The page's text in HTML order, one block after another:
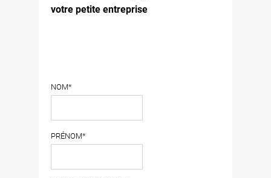
votre petite entreprise
NOM*
PRÉNOM*